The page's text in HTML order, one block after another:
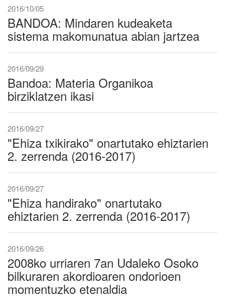
2016/10/05
BANDOA: Mindaren kudeaketa
sistema makomunatua abian jartzea
2016/09/29
Bandoa: Materia Organikoa
birziklatzen ikasi
2016/09/27
"Ehiza txikirako" onartutako ehiztarien
2. zerrenda (2016-2017)
2016/09/27
"Ehiza handirako" onartutako
ehiztarien 2. zerrenda (2016-2017)
2016/09/26
2008ko urriaren 7an Udaleko Osoko
bilkuraren akordioaren ondorioen
momentuzko etenaldia